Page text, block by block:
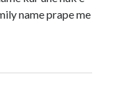
name prape me